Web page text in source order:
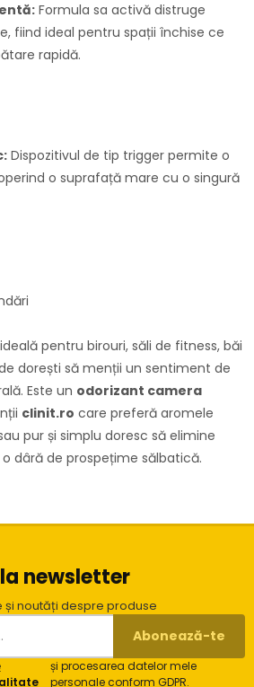
Formula sa activă distruge
fiind ideal pentru spații închise ce
rapidă.
Dispozitivul de tip trigger permite o
o suprafață mare cu o singură
pentru birouri, săli de fitness, băi
dorești să menții un sentiment de
Este un odorizant camera
clinit.ro care preferă aromele
pur și simplu doresc să elimine
dâră de prospețime sălbatică.
newsletter
și noutăți despre produse
Abonează-te
și procesarea datelor mele
personale conform GDPR.